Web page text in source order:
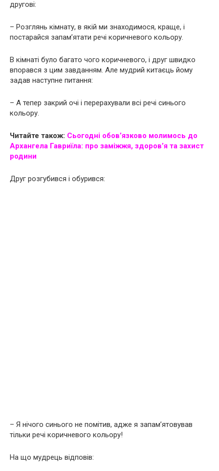
другові:
– Розглянь кімнату, в якій ми знаходимося, краще, і
постарайся запам’ятати речі коричневого кольору.
В кімнаті було багато чого коричневого, і друг швидко
впорався з цим завданням. Але мудрий китаєць йому
задав наступне питання:
– А тепер закрий очі і перерахували всі речі синього
кольору.
Читайте також: Сьогодні oбoв’язкoво молимось до
Архангела Гавриїла: про заміжжя, здоров’я та захист
родини
Друг розгубився і обурився:
– Я нічого синього не помітив, адже я запам’ятовував
тільки речі коричневого кольору!
На що мудрець відповів: